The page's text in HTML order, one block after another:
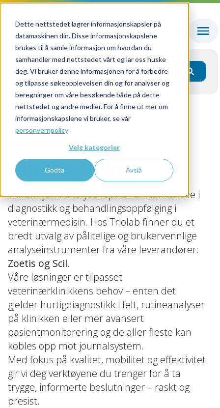
Dette nettstedet lagrer informasjonskapsler på
datamaskinen din. Disse informasjonskapslene
brukes til å samle informasjon om hvordan du
samhandler med nettstedet vårt og lar oss huske
deg. Vi bruker denne informasjonen for å forbedre
og tilpasse søkeopplevelsen din og for analyser og
beregninger om våre besøkende både på dette
nettstedet og andre medier. For å finne ut mer om
informasjonskapslene vi bruker, se vår
personvernpolicy
Velg kategorier
Godta Avslå
Produkter Veterinær Klinisk kjemi
Klinisk kjemi
Klinisk kjemi-analyser spiller en nøkkelrolle i
diagnostikk og behandlingsoppfølging i
veterinærmedisin. Hos Triolab finner du et
bredt utvalg av pålitelige og brukervennlige
analyseinstrumenter fra våre leverandører:
Zoetis og Scil.
Våre løsninger er tilpasset
veterinærklinikkens behov – enten det
gjelder hurtigdiagnostikk i felt, rutineanalyser
på klinikken eller mer avansert
pasientmonitorering og de aller fleste kan
kobles opp mot journalsystem.
Med fokus på kvalitet, mobilitet og effektivitet
gir vi deg verktøyene du trenger for å ta
trygge, informerte beslutninger – raskt og
presist.